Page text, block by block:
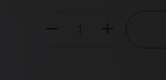
Količina